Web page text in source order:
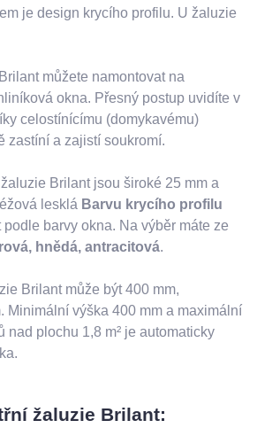
je design krycího profilu. U žaluzie
můžete namontovat na
okna. Přesný postup uvidíte v
celostínícímu (domykavému)
zastíní a zajistí soukromí.
Brilant jsou široké 25 mm a
lesklá Barvu krycího profilu
barvy okna. Na výběr máte ze
hnědá, antracitová.
Brilant může být 400 mm,
Minimální výška 400 mm a maximální
nad plochu 1,8 m² je automaticky
žaluzie Brilant: